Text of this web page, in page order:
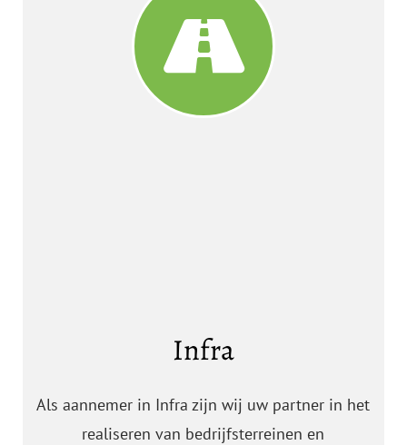
Infra
Als aannemer in Infra zijn wij uw partner in het
realiseren van bedrijfsterreinen en